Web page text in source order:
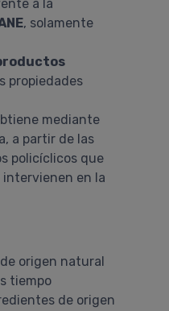
a la
, solamente
propiedades
mediante
a partir de las
policíclicos que
en la
origen natural
tiempo
de origen